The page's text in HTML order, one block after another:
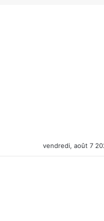
vendredi, août 7